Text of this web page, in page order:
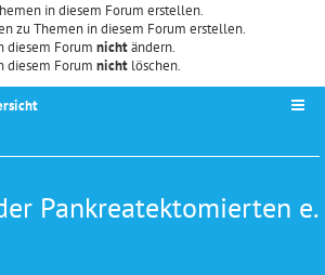
in diesem Forum erstellen.
zu Themen in diesem Forum erstellen.
diesem Forum nichtändern.
diesem Forum nicht löschen.
Pankreatektomierten e.